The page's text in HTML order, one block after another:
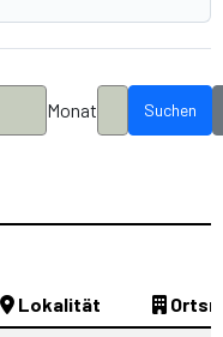
Monat Suchen
Lokalität